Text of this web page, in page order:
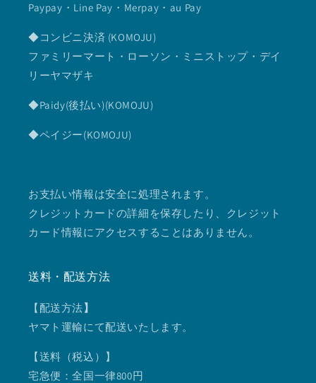
Paypay・Line Pay・Merpay・au Pay
◆コンビニ決済 (KOMOJU)
ファミリーマート・ローソン・ミニストップ・デイ
リーヤマザキ
◆Paidy(後払い)(KOMOJU)
◆ペイジー(KOMOJU)
お支払い情報は安全に処理されます。
クレジットカードの詳細を保存したり、クレジット
カード情報にアクセスすることはありません。
送料・配送方法
【配送方法】
ヤマト運輸にて配送いたします。
【送料（税込）】
宅急便：全国一律800円